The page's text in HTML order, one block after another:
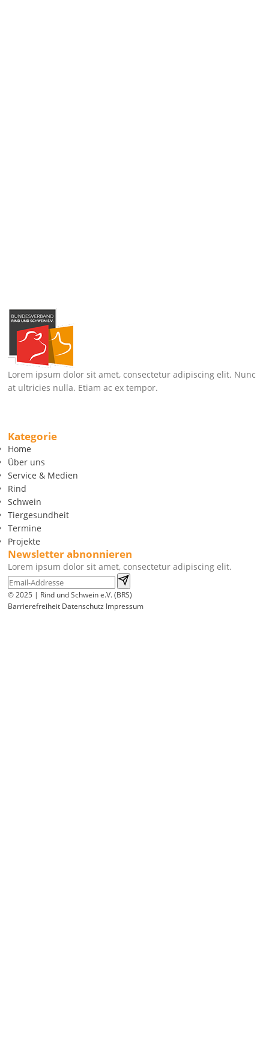
Lorem ipsum dolor sit amet, consectetur adipiscing elit. Nunc
at ultricies nulla. Etiam ac ex tempor.
Kategorie
Home
Über uns
Service & Medien
Rind
Schwein
Tiergesundheit
Termine
Projekte
Newsletter abnonnieren
Lorem ipsum dolor sit amet, consectetur adipiscing elit.
© 2025 | Rind und Schwein e.V. (BRS)
Barrierefreiheit Datenschutz Impressum